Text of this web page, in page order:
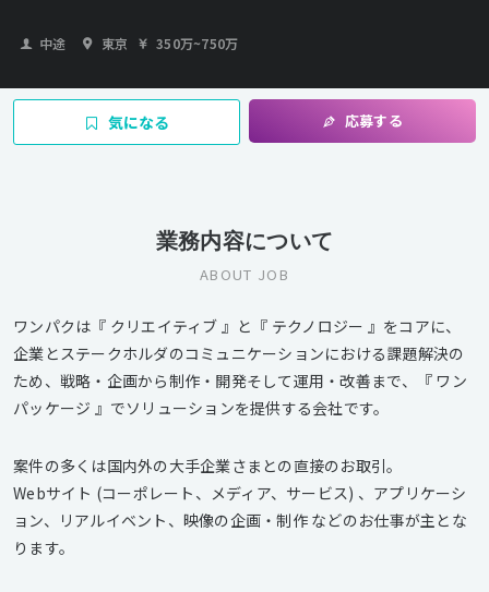
中途 東京 350万~750万
気になる 応募する
業務内容について
ABOUT JOB
ワンパクは『 クリエイティブ 』と『 テクノロジー 』をコアに、
企業とステークホルダのコミュニケーションにおける課題解決の
ため、戦略・企画から制作・開発そして運用・改善まで、『 ワン
パッケージ 』でソリューションを提供する会社です。
案件の多くは国内外の大手企業さまとの直接のお取引。
Webサイト (コーポレート、メディア、サービス) 、アプリケーシ
ョン、リアルイベント、映像の企画・制作 などのお仕事が主とな
ります。